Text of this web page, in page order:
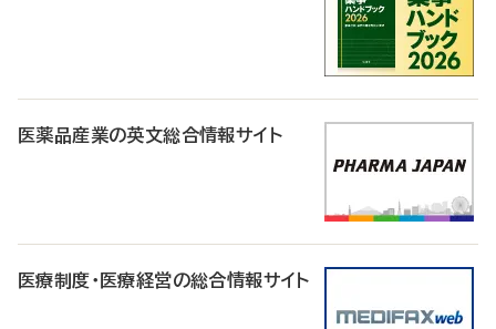
医薬品産業の英文総合情報サイト
医療制度・医療経営の総合情報サイト